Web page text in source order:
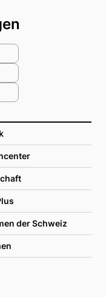
der Schweiz